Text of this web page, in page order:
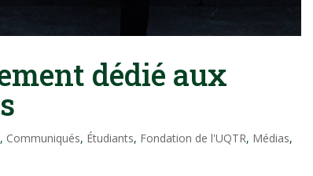
dédié aux
, Communiqués, Étudiants, Fondation de l'UQTR, Médias,